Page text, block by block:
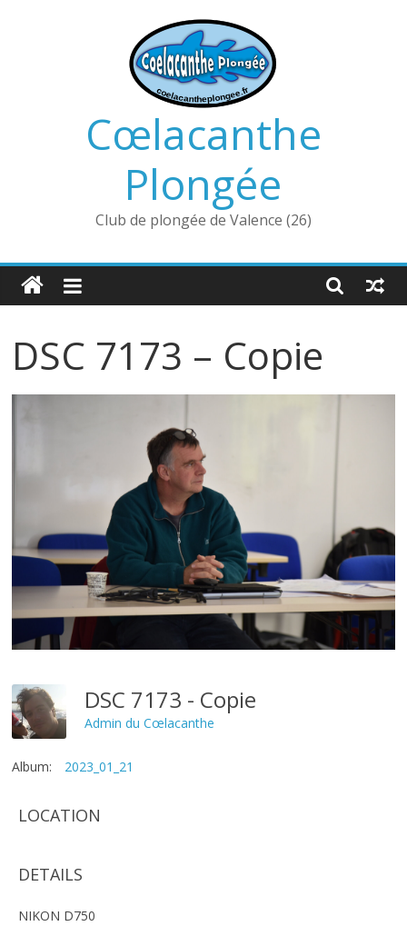
Cœlacanthe
Plongée
Club de plongée de Valence (26)
DSC 7173 – Copie
DSC 7173 - Copie
Admin du Cœlacanthe
Album: 2023_01_21
LOCATION
DETAILS
NIKON D750